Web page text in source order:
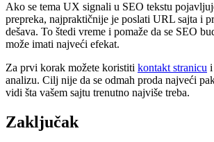
Ako se tema UX signali u SEO tekstu
prepreka, najpraktičnije je poslati URL sajta i
dešava. To štedi vreme i pomaže da se SEO
može imati najveći efekat.
Za prvi korak možete koristiti kontakt stranicu i
analizu. Cilj nije da se odmah proda najveći
vidi šta vašem sajtu trenutno najviše treba.
Zaključak